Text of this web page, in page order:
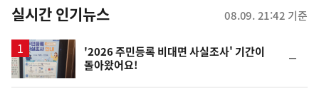
뉴
스
실시간 인기뉴스 08.09. 21:42 기준
'2026 주민등록 비대면 사실조사' 기간이
돌아왔어요!